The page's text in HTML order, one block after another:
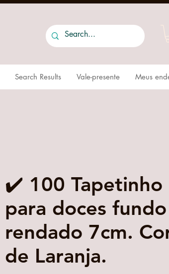
Search Results Vale-presente Meus
✔️ 100 Tapetinho
para doces fundo
rendado 7cm.
de Laranja.